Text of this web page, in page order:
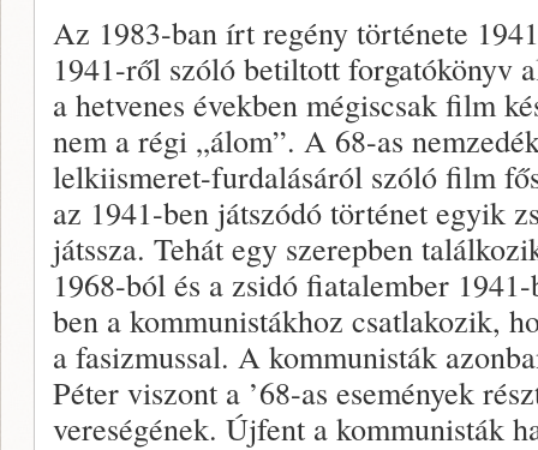
Az 1983-ban írt regény története
1941-ről szóló betiltott forgatókönyv
a hetvenes években mégiscsak film
nem a régi „álom”. A 68-as
lelkiismeret-furdalásáról szóló film
az 1941-ben játszódó történet egyik
játssza. Tehát egy szerepben
1968-ból és a zsidó fiatalember
ben a kommunistákhoz csatlakozik,
a fasizmussal. A kommunisták
Péter viszont a ’68-as események
vereségének. Újfent a kommunisták